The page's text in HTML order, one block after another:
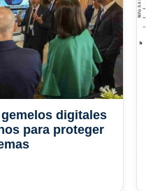
digitales
para proteger